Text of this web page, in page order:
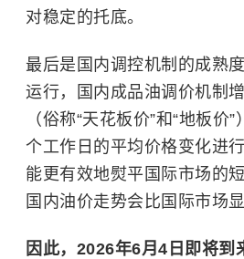
对稳定的托底。
最后是国内调控机制的成熟
运行，国内成品油调价机制
（俗称“天花板价”和“地板价
个工作日的平均价格变化进
能更有效地熨平国际市场的
国内油价走势会比国际市场
因此，2026年6月4日即将到